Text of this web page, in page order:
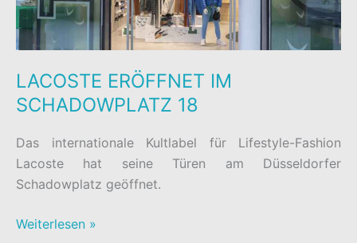
LACOSTE ERÖFFNET IM
SCHADOWPLATZ 18
Das internationale Kultlabel für Lifestyle-Fashion
Lacoste hat seine Türen am Düsseldorfer
Schadowplatz geöffnet.
LACOSTE
Weiterlesen »